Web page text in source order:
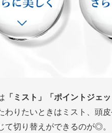
「ミスト」「ポイントジェ
わりたいときはミスト、頭
て切り替えができるのが◎。